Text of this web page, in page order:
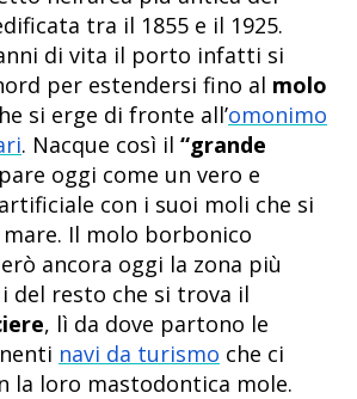
tra il 1855 e il 1925.
di vita il porto infatti si
per estendersi fino al molo
si erge di fronte all’omonimo
. Nacque così il “grande
oggi come un vero e
con i suoi moli che si
Il molo borbonico
ancora oggi la zona più
del resto che si trova il
, lì da dove partono le
navi da turismo che ci
la loro mastodontica mole.